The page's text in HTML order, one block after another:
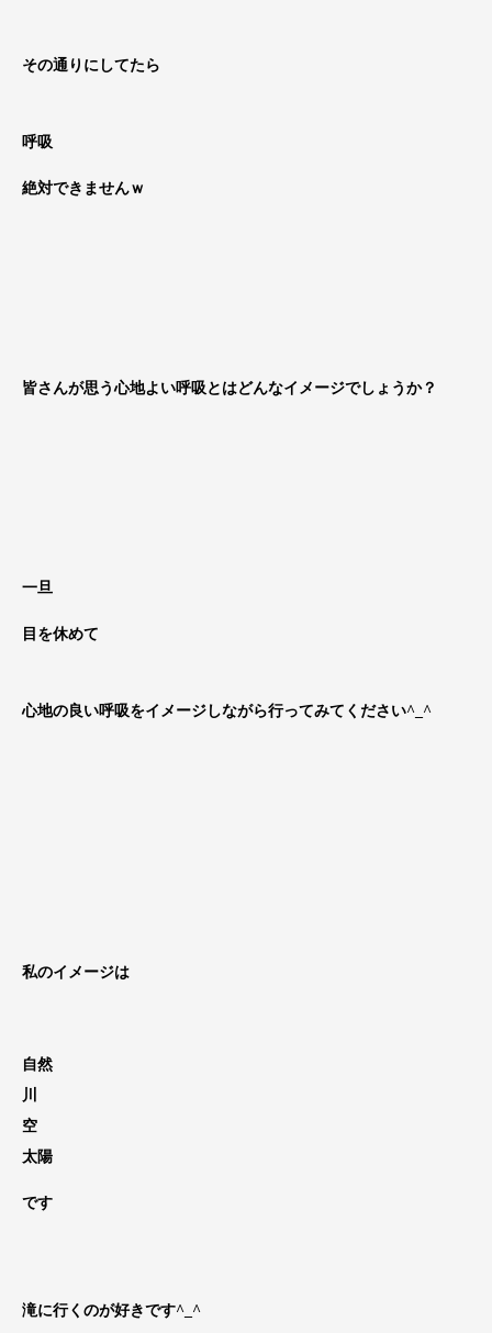
その通りにしてたら
呼吸
絶対できませんｗ
皆さんが思う心地よい呼吸とはどんなイメージでしょうか？
一旦
目を休めて
心地の良い呼吸をイメージしながら行ってみてください^_^
私のイメージは
自然
川
空
太陽
です
滝に行くのが好きです^_^